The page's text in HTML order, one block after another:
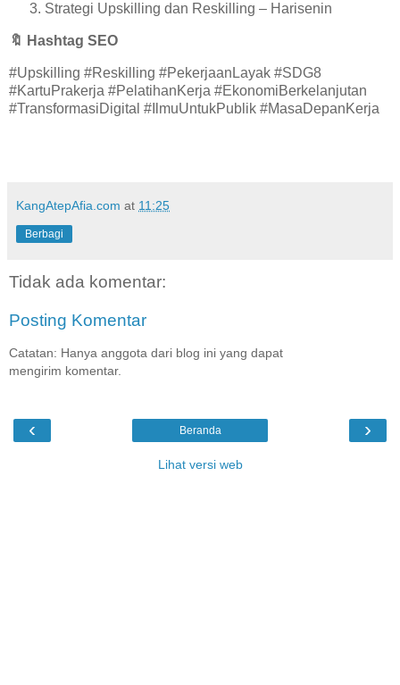
Strategi Upskilling dan Reskilling – Harisenin
🔖 Hashtag SEO
#Upskilling #Reskilling #PekerjaanLayak #SDG8
#KartuPrakerja #PelatihanKerja #EkonomiBerkelanjutan
#TransformasiDigital #IlmuUntukPublik #MasaDepanKerja
KangAtepAfia.com at 11:25
Berbagi
Tidak ada komentar:
Posting Komentar
Catatan: Hanya anggota dari blog ini yang dapat
mengirim komentar.
‹ ›
Beranda
Lihat versi web